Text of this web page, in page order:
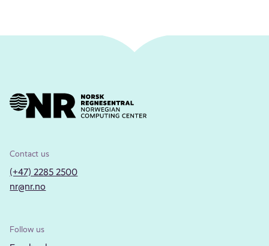
Contact us
(+47) 2285 2500
nr@nr.no
Follow us